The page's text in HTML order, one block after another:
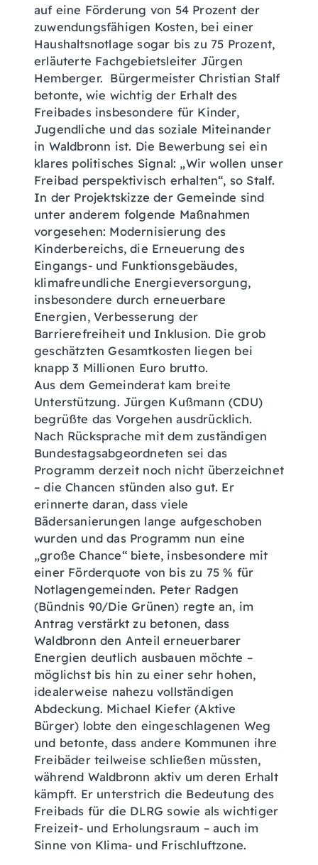
auf eine Förderung von 54 Prozent der
zuwendungsfähigen Kosten, bei einer
Haushaltsnotlage sogar bis zu 75 Prozent,
erläuterte Fachgebietsleiter Jürgen
Hemberger. Bürgermeister Christian Stalf
betonte, wie wichtig der Erhalt des
Freibades insbesondere für Kinder,
Jugendliche und das soziale Miteinander
in Waldbronn ist. Die Bewerbung sei ein
klares politisches Signal: „Wir wollen unser
Freibad perspektivisch erhalten“, so Stalf.
In der Projektskizze der Gemeinde sind
unter anderem folgende Maßnahmen
vorgesehen: Modernisierung des
Kinderbereichs, die Erneuerung des
Eingangs- und Funktionsgebäudes,
klimafreundliche Energieversorgung,
insbesondere durch erneuerbare
Energien, Verbesserung der
Barrierefreiheit und Inklusion. Die grob
geschätzten Gesamtkosten liegen bei
knapp 3 Millionen Euro brutto.
Aus dem Gemeinderat kam breite
Unterstützung. Jürgen Kußmann (CDU)
begrüßte das Vorgehen ausdrücklich.
Nach Rücksprache mit dem zuständigen
Bundestagsabgeordneten sei das
Programm derzeit noch nicht überzeichnet
– die Chancen stünden also gut. Er
erinnerte daran, dass viele
Bädersanierungen lange aufgeschoben
wurden und das Programm nun eine
„große Chance“ biete, insbesondere mit
einer Förderquote von bis zu 75 % für
Notlagengemeinden. Peter Radgen
(Bündnis 90/Die Grünen) regte an, im
Antrag verstärkt zu betonen, dass
Waldbronn den Anteil erneuerbarer
Energien deutlich ausbauen möchte –
möglichst bis hin zu einer sehr hohen,
idealerweise nahezu vollständigen
Abdeckung. Michael Kiefer (Aktive
Bürger) lobte den eingeschlagenen Weg
und betonte, dass andere Kommunen ihre
Freibäder teilweise schließen müssten,
während Waldbronn aktiv um deren Erhalt
kämpft. Er unterstrich die Bedeutung des
Freibads für die DLRG sowie als wichtiger
Freizeit- und Erholungsraum – auch im
Sinne von Klima- und Frischluftzone.